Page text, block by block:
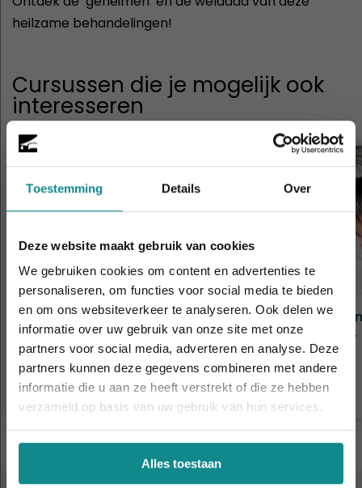
Toestemming Details Over
Deze website maakt gebruik van cookies
We gebruiken cookies om content en advertenties te
personaliseren, om functies voor social media te bieden
en om ons websiteverkeer te analyseren. Ook delen we
informatie over uw gebruik van onze site met onze
partners voor social media, adverteren en analyse. Deze
partners kunnen deze gegevens combineren met andere
informatie die u aan ze heeft verstrekt of die ze hebben
verzameld op basis van uw gebruik van hun services.
Alles toestaan
heilzame behandelingen!
Cursussen die je mogelijk ook
interesseren
Aromatherapie
Duur
2 dagen
Prijs
€ 319
Meer informatie
Duur
Prijs
De hittegolf houdt aan... onze actie ook! 10%
korting verlengd t.e.m. 7 augustus 2026.
Sluiten